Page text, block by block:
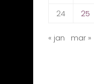
24
25
« jan mar »